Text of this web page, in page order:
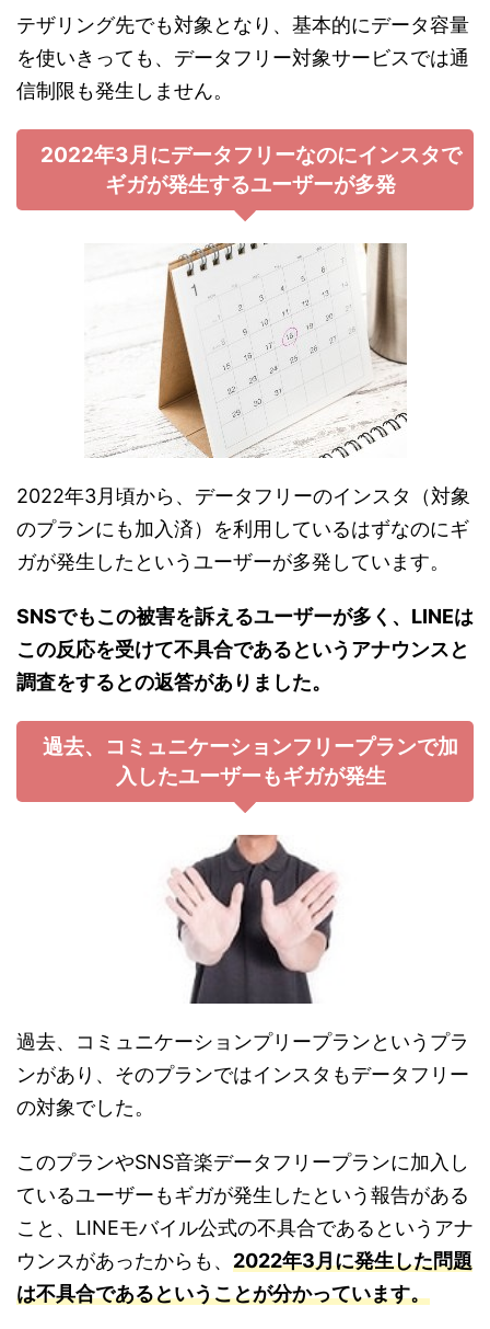
テザリング先でも対象となり、基本的にデータ容量
を使いきっても、データフリー対象サービスでは通
信制限も発生しません。
2022年3月にデータフリーなのにインスタで
ギガが発生するユーザーが多発
2022年3月頃から、データフリーのインスタ（対象
のプランにも加入済）を利用しているはずなのにギ
ガが発生したというユーザーが多発しています。
SNSでもこの被害を訴えるユーザーが多く、LINEは
この反応を受けて不具合であるというアナウンスと
調査をするとの返答がありました。
過去、コミュニケーションフリープランで加
入したユーザーもギガが発生
過去、コミュニケーションプリープランというプラ
ンがあり、そのプランではインスタもデータフリー
の対象でした。
このプランやSNS音楽データフリープランに加入し
ているユーザーもギガが発生したという報告がある
こと、LINEモバイル公式の不具合であるというアナ
ウンスがあったからも、 2022年3月に発生した問題
は不具合であるということが分かっています。